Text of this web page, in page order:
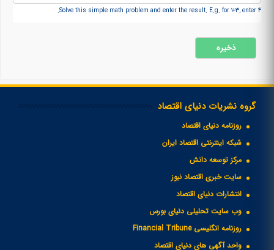
Solve this simple math problem and enter the result. E.g. for 1+3, enter 4.
گروه نشریات دنیای اقتصاد
روزنامه دنیای اقتصاد
شبکه اینترنتی اقتصاد ایران
مرکز توسعه دانش
سایت خبری اقتصاد نیوز
انتشارات دنیای اقتصاد
وب سایت تحلیلی دنیای بورس
روزنامه انگلیسی Financial Tribune
واحد آگهی های دنیای اقتصاد